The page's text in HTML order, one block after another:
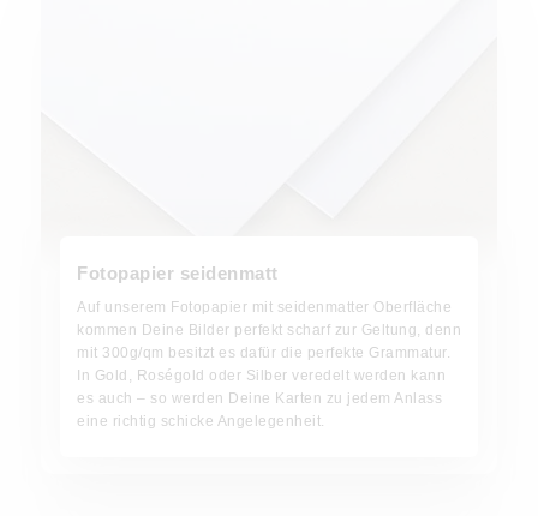
Fotopapier seidenmatt
Auf unserem Fotopapier mit seidenmatter Oberfläche
kommen Deine Bilder perfekt scharf zur Geltung, denn
mit 300g/qm besitzt es dafür die perfekte Grammatur.
In Gold, Roségold oder Silber veredelt werden kann
es auch – so werden Deine Karten zu jedem Anlass
eine richtig schicke Angelegenheit.